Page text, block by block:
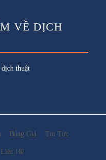
VỀ DỊCH
thuật
Bảng Giá Tin Tức
Liên Hệ